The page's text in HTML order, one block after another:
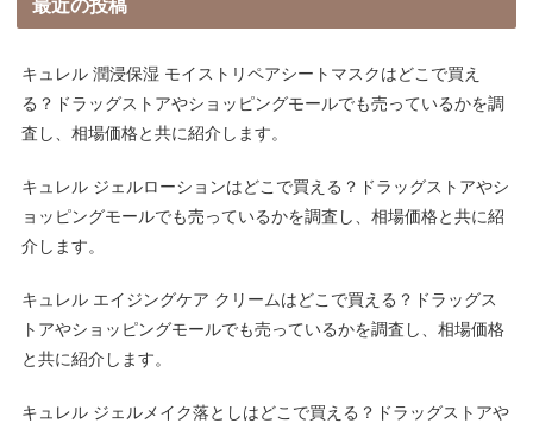
最近の投稿
キュレル 潤浸保湿 モイストリペアシートマスクはどこで買え
る？ドラッグストアやショッピングモールでも売っているかを調
査し、相場価格と共に紹介します。
キュレル ジェルローションはどこで買える？ドラッグストアやシ
ョッピングモールでも売っているかを調査し、相場価格と共に紹
介します。
キュレル エイジングケア クリームはどこで買える？ドラッグス
トアやショッピングモールでも売っているかを調査し、相場価格
と共に紹介します。
キュレル ジェルメイク落としはどこで買える？ドラッグストアや